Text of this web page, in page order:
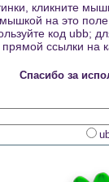
кликните
на это
код ubb;
ссылки на
Спасибо за